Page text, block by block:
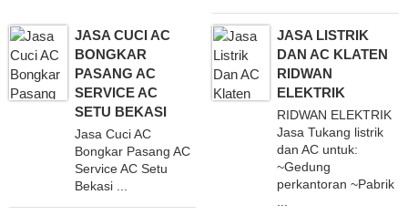
JASA CUCI AC
BONGKAR
PASANG AC
SERVICE AC
SETU BEKASI
Jasa Cuci AC
Bongkar Pasang AC
Service AC Setu
Bekasi ...
JASA LISTRIK
DAN AC KLATEN
RIDWAN
ELEKTRIK
RIDWAN ELEKTRIK
Jasa Tukang listrik
dan AC untuk:
~Gedung
perkantoran ~Pabrik